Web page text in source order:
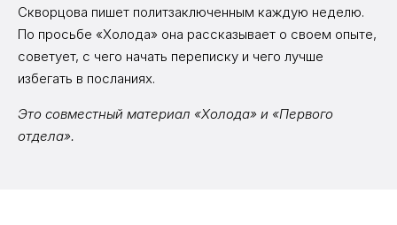
Скворцова пишет политзаключенным каждую неделю.
По просьбе «Холода» она рассказывает о своем опыте,
советует, с чего начать переписку и чего лучше
избегать в посланиях.
Это совместный материал «Холода» и «Первого
отдела».